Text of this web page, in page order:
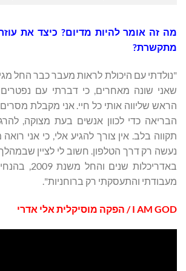
מה זה אומר להיות מדיום? כיצד את
מתקשרת?
שאני שונה מאחרים, כי דברתי עם
הראש שליווה אותי כל חיי. אני מקבלת מסרים
הבריאה כדי לכוון אנשים בעת מצוקה,
תקווה בלב. אין צורך להגיע אלי, כי אני
נעשה רק דרך הטלפון. חשוב לי לציין
באדריכלות
מעבודתי והתעסקתי רק ברוחניות".
I AM GOD/ הפקה מוסיקלית אלי אדרי